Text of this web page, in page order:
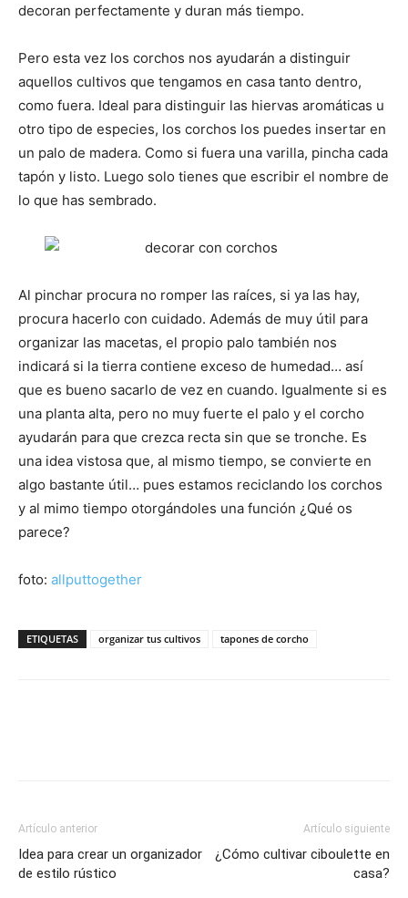
decoran perfectamente y duran más tiempo.
Pero esta vez los corchos nos ayudarán a distinguir
aquellos cultivos que tengamos en casa tanto dentro,
como fuera. Ideal para distinguir las hiervas aromáticas u
otro tipo de especies, los corchos los puedes insertar en
un palo de madera. Como si fuera una varilla, pincha cada
tapón y listo. Luego solo tienes que escribir el nombre de
lo que has sembrado.
Al pinchar procura no romper las raíces, si ya las hay,
procura hacerlo con cuidado. Además de muy útil para
organizar las macetas, el propio palo también nos
indicará si la tierra contiene exceso de humedad… así
que es bueno sacarlo de vez en cuando. Igualmente si es
una planta alta, pero no muy fuerte el palo y el corcho
ayudarán para que crezca recta sin que se tronche. Es
una idea vistosa que, al mismo tiempo, se convierte en
algo bastante útil… pues estamos reciclando los corchos
y al mimo tiempo otorgándoles una función ¿Qué os
parece?
foto: allputtogether
ETIQUETAS organizar tus cultivos tapones de corcho
Artículo anterior
Idea para crear un organizador
de estilo rústico
Artículo siguiente
¿Cómo cultivar ciboulette en
casa?